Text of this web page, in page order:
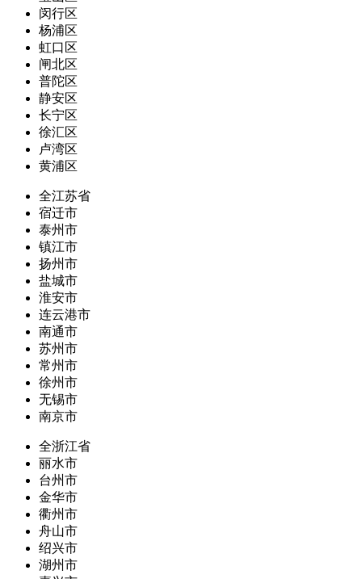
闵行区
杨浦区
虹口区
闸北区
普陀区
静安区
长宁区
徐汇区
卢湾区
黄浦区
全江苏省
宿迁市
泰州市
镇江市
扬州市
盐城市
淮安市
连云港市
南通市
苏州市
常州市
徐州市
无锡市
南京市
全浙江省
丽水市
台州市
金华市
衢州市
舟山市
绍兴市
湖州市